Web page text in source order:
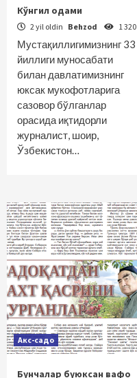
Кўнгил одами
2 yil oldin Behzod 1 320
Мустақиллигимизнинг 33
йиллиги муносабати
билан давлатимизнинг
юксак мукофотларига
сазовор бўлганлар
орасида иқтидорли
журналист, шоир,
Ўзбекистон…
Акс-садо
Бунчалар буюксан вафо